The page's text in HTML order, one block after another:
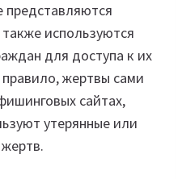
представляются
используются
для доступа к их
жертвы сами
сайтах,
утерянные или